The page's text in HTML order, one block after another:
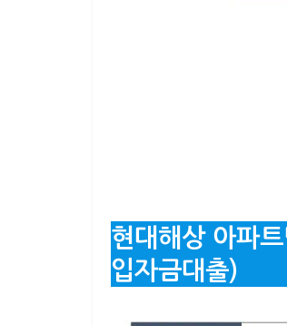
현대해상 아파
입자금대출)